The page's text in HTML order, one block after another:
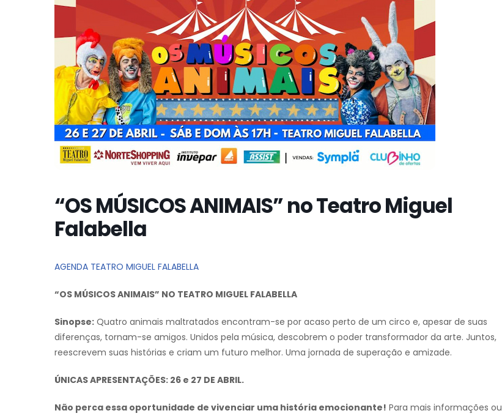
“OS MÚSICOS ANIMAIS” no Teatro Miguel
Falabella
AGENDA TEATRO MIGUEL FALABELLA
“OS MÚSICOS ANIMAIS” NO TEATRO MIGUEL FALABELLA
Sinopse: Quatro animais maltratados encontram-se por acaso perto de um circo e, apesar de suas
diferenças, tornam-se amigos. Unidos pela música, descobrem o poder transformador da arte. Juntos,
reescrevem suas histórias e criam um futuro melhor. Uma jornada de superação e amizade.
ÚNICAS APRESENTAÇÕES: 26 e 27 DE ABRIL.
Não perca essa oportunidade de vivenciar uma história emocionante! Para mais informações ou